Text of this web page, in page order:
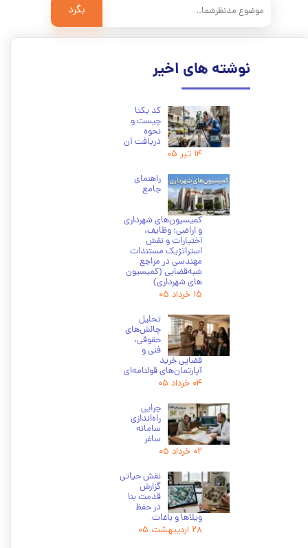
نوشته های اخیر
کد یکتا
چیست و
نحوه
دریافت آن
۱۴ تیر ۰۵
راهنمای
جامع
کمیسیون‌های شهرداری
و اراضی: وظایف،
اختیارات و نقش
استراتژیک مستندات
مهندسی در مراجع
شبه‌قضایی (کمیسیون
های شهرداری)
۱۵ خرداد ۰۵
تحلیل
چالش‌های
حقوقی،
فنی و
قضایی خرید
آپارتمان‌های قولنامه‌ای
۰۴ خرداد ۰۵
چرایی
راه‌اندازی
سامانه
ساغر
۰۲ خرداد ۰۵
نقش حیاتی
گزارش
قدمت بنا
در حفظ
ویلاها و باغات
۲۸ اردیبهشت ۰۵
بگرد